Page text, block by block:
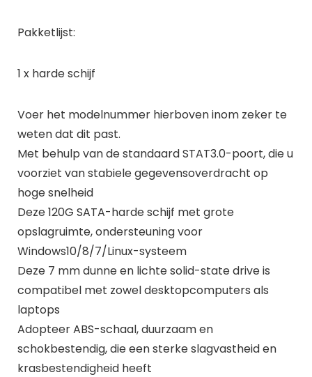
Pakketlijst:
1 x harde schijf
Voer het modelnummer hierboven inom zeker te
weten dat dit past.
Met behulp van de standaard STAT3.0-poort, die u
voorziet van stabiele gegevensoverdracht op
hoge snelheid
Deze 120G SATA-harde schijf met grote
opslagruimte, ondersteuning voor
Windows10/8/7/Linux-systeem
Deze 7 mm dunne en lichte solid-state drive is
compatibel met zowel desktopcomputers als
laptops
Adopteer ABS-schaal, duurzaam en
schokbestendig, die een sterke slagvastheid en
krasbestendigheid heeft